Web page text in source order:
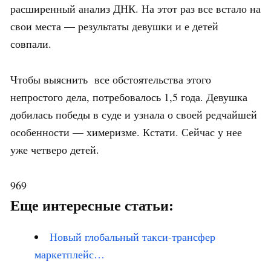
расширенный анализ ДНК. На этот раз все встало на
свои места — результаты девушки и е детей
совпали.
Чтобы выяснить все обстоятельства этого
непростого дела, потребовалось 1,5 года. Девушка
добилась победы в суде и узнала о своей редчайшей
особенности — химеризме. Кстати. Сейчас у нее
уже четверо детей.
969
Еще интересные статьи:
Новый глобальный такси-трансфер
маркетплейс…